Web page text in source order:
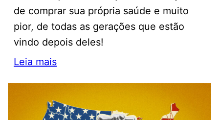
de comprar sua própria saúde e muito
pior, de todas as gerações que estão
vindo depois deles!
Leia mais